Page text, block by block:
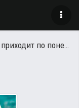
по понедельникам